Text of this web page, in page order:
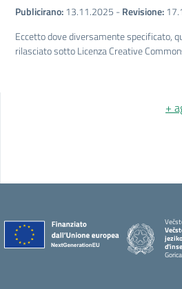
Publicirano:13.11.2025 -Revisione:
Eccetto dove diversamente specificato,
rilasciato sotto Licenza Creative
+